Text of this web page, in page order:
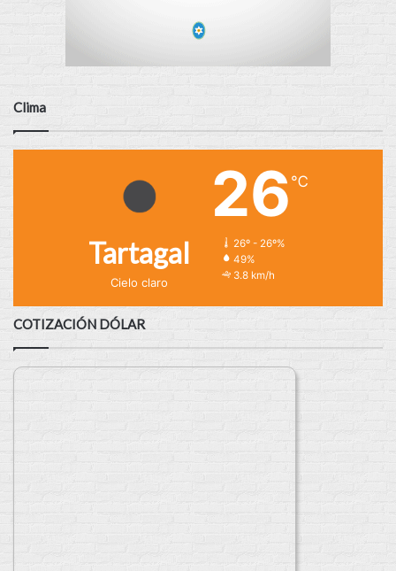
Clima
Tartagal
Cielo claro
26 ℃
26º - 26º%
49%
3.8 km/h
COTIZACIÓN DÓLAR